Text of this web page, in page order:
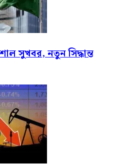
সুখবর, নতুন সিদ্ধান্ত